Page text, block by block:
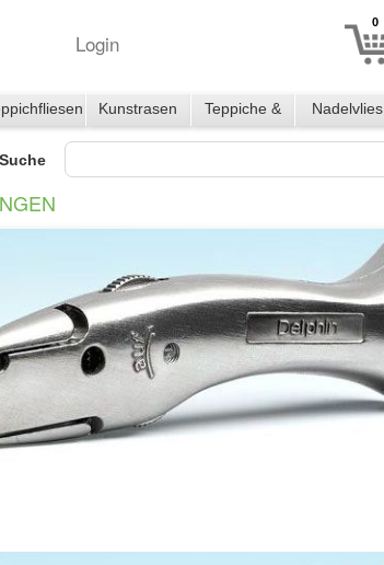
Login
0
Kunstrasen
Teppiche &
Läufer
Nadelvlies
Suche